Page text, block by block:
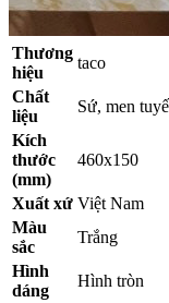
Thương
hiệu
taco
Chất
liệu
Sứ, men
Kích
thước
(mm)
460x150
Xuất xứ Việt Nam
Màu
sắc
Trắng
Hình
dáng
Hình tròn